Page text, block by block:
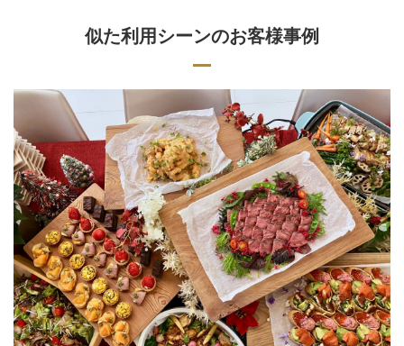
似た利用シーンのお客様事例